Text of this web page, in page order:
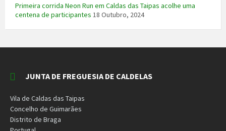
Primeira corrida Neon Run em Caldas das Taipas acolhe uma
centena de participantes 18 Outubro, 2024
JUNTA DE FREGUESIA DE CALDELAS
Vila de Caldas das Taipas
Concelho de Guimarães
Distrito de Braga